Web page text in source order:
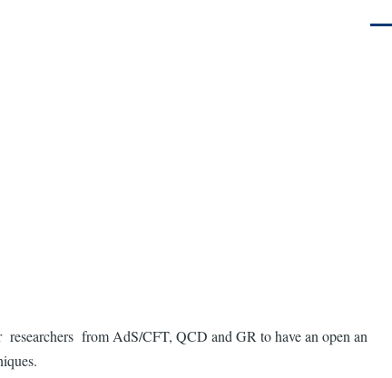
from AdS/CFT, QCD and GR to have an open an